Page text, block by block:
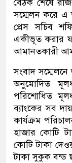
বৈঠক শেষে
সম্মেলন করে এ
প্রেস সচিব
একীভূত করার
আমানতকারী
সংবাদ
অনুমোদিত
পরিশোধিত
ব্যাংকের সব
কার্যক্রম
হাজার কোটি
কোটি টাকা
টাকা সুকুক বন্ড